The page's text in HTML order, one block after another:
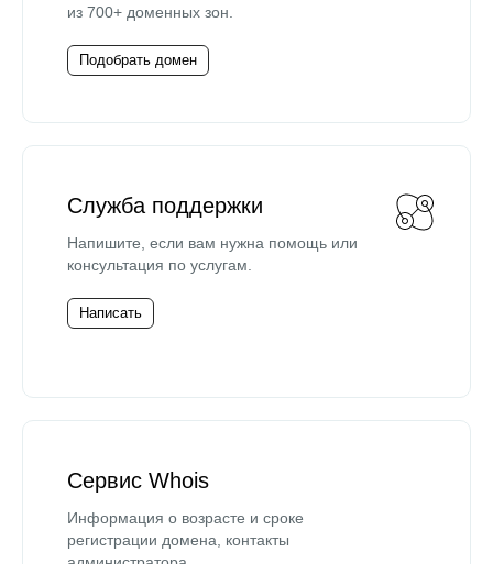
из 700+ доменных зон.
Подобрать домен
Служба поддержки
Напишите, если вам нужна помощь или
консультация по услугам.
Написать
Сервис Whois
Информация о возрасте и сроке
регистрации домена, контакты